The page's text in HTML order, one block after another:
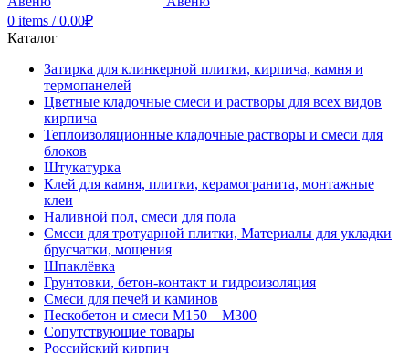
0 items / 0.00₽
Каталог
Затирка для клинкерной плитки, кирпича, камня и
термопанелей
Цветные кладочные смеси и растворы для всех видов
кирпича
Теплоизоляционные кладочные растворы и смеси для
блоков
Штукатурка
Клей для камня, плитки, керамогранита, монтажные
клеи
Наливной пол, смеси для пола
Смеси для тротуарной плитки, Материалы для укладки
брусчатки, мощения
Шпаклёвка
Грунтовки, бетон-контакт и гидроизоляция
Смеси для печей и каминов
Пескобетон и смеси М150 – М300
Сопутствующие товары
Российский кирпич